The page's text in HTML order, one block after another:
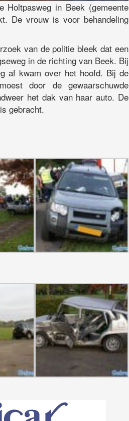
in Beek (gemeente
De vrouw is voor behandeling
van de politie bleek dat een
in de richting van Beek. Bij
af kwam over het hoofd. Bij de
door de gewaarschuwde
het dak van haar auto. De
gebracht.